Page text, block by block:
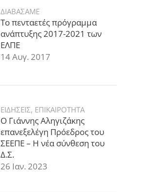
ΔΙΑΒΑΣΑΜΕ
Το πενταετές πρόγραμμα
ανάπτυξης 2017-2021 των
ΕΛΠΕ
14 Αυγ. 2017
ΕΙΔΗΣΕΙΣ, ΕΠΙΚΑΙΡΟΤΗΤΑ
Ο Γιάννης Αληγιζάκης
επανεξελέγη Πρόεδρος του
ΣΕΕΠΕ – Η νέα σύνθεση του
Δ.Σ.
26 Ιαν. 2023